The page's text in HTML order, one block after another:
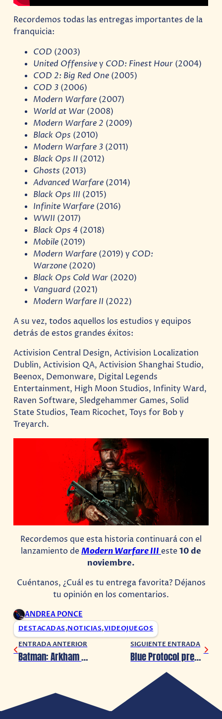
Recordemos todas las entregas importantes de la
franquicia:
COD (2003)
United Offensivey COD: Finest Hour (2004)
COD 2: Big Red One (2005)
COD 3 (2006)
Modern Warfare (2007)
World at War (2008)
Modern Warfare 2 (2009)
Black Ops (2010)
Modern Warfare 3 (2011)
Black Ops II (2012)
Ghosts (2013)
Advanced Warfare (2014)
Black Ops III (2015)
Infinite Warfare (2016)
WWII (2017)
Black Ops 4 (2018)
Mobile (2019)
Modern Warfare (2019) y COD:
Warzone (2020)
Black Ops Cold War (2020)
Vanguard (2021)
Modern Warfare II (2022)
A su vez, todos aquellos los estudios y equipos
detrás de estos grandes éxitos:
Activision Central Design, Activision Localization
Dublin, Activision QA, Activision Shanghai Studio,
Beenox, Demonware, Digital Legends
Entertainment, High Moon Studios, Infinity Ward,
Raven Software, Sledgehammer Games, Solid
State Studios, Team Ricochet, Toys for Bob y
Treyarch.
Recordemos que esta historia continuará con el
lanzamiento deModern Warfare III este10 de
noviembre.
Cuéntanos, ¿Cuál es tu entrega favorita? Déjanos
tu opinión en los comentarios.
ANDREA PONCE
DESTACADAS,NOTICIAS,VIDEOJUEGOS
ENTRADA ANTERIOR
Batman: Arkham Knight se actualiza por sorpresa y agrega el traje de The Batman
SIGUIENTE ENTRADA
Blue Protocol prepara su entrada triunfal en 2024